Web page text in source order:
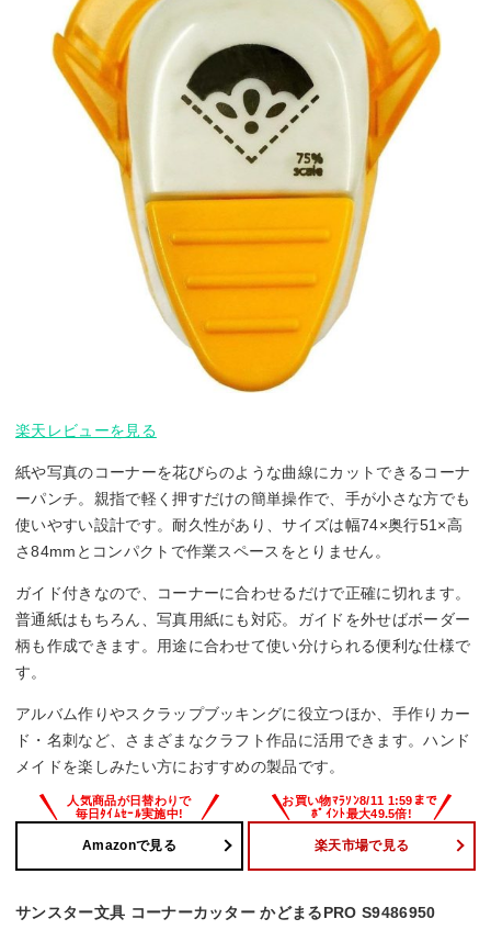
楽天レビューを見る
紙や写真のコーナーを花びらのような曲線にカットできるコーナ
ーパンチ。親指で軽く押すだけの簡単操作で、手が小さな方でも
使いやすい設計です。耐久性があり、サイズは幅74×奥行51×高
さ84mmとコンパクトで作業スペースをとりません。
ガイド付きなので、コーナーに合わせるだけで正確に切れます。
普通紙はもちろん、写真用紙にも対応。ガイドを外せばボーダー
柄も作成できます。用途に合わせて使い分けられる便利な仕様で
す。
アルバム作りやスクラップブッキングに役立つほか、手作りカー
ド・名刺など、さまざまなクラフト作品に活用できます。ハンド
メイドを楽しみたい方におすすめの製品です。
Amazonで見る 楽天市場で見る
サンスター文具 コーナーカッター かどまるPRO S9486950